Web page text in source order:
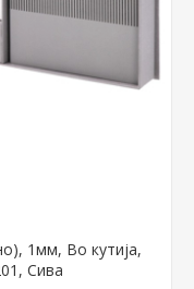
1мм, Во кутија,
Сива